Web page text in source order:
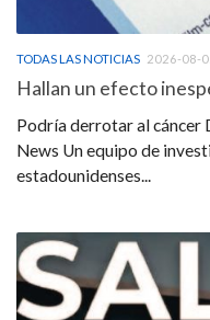
TODAS LAS NOTICIAS 2026-08-
Hallan un efecto
Podría derrotar al cáncer
News Un equipo de
estadounidenses...